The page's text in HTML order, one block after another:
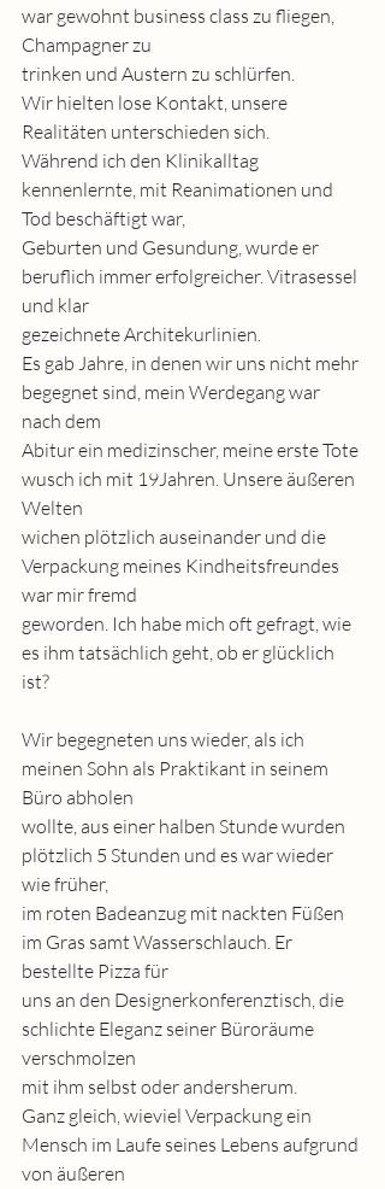
war gewohnt business class zu fliegen,
Champagner zu
trinken und Austern zu schlürfen.
Wir hielten lose Kontakt, unsere
Realitäten unterschieden sich.
Während ich den Klinikalltag
kennenlernte, mit Reanimationen und
Tod beschäftigt war,
Geburten und Gesundung, wurde er
beruflich immer erfolgreicher. Vitrasessel
und klar
gezeichnete Architekurlinien.
Es gab Jahre, in denen wir uns nicht mehr
begegnet sind, mein Werdegang war
nach dem
Abitur ein medizinscher, meine erste Tote
wusch ich mit 19Jahren. Unsere äußeren
Welten
wichen plötzlich auseinander und die
Verpackung meines Kindheitsfreundes
war mir fremd
geworden. Ich habe mich oft gefragt, wie
es ihm tatsächlich geht, ob er glücklich
ist?
Wir begegneten uns wieder, als ich
meinen Sohn als Praktikant in seinem
Büro abholen
wollte, aus einer halben Stunde wurden
plötzlich 5 Stunden und es war wieder
wie früher,
im roten Badeanzug mit nackten Füßen
im Gras samt Wasserschlauch. Er
bestellte Pizza für
uns an den Designerkonferenztisch, die
schlichte Eleganz seiner Büroräume
verschmolzen
mit ihm selbst oder andersherum.
Ganz gleich, wieviel Verpackung ein
Mensch im Laufe seines Lebens aufgrund
von äußeren